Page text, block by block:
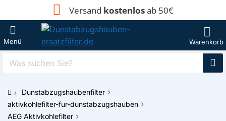
Versand kostenlosab 50€
Was
h
o
Dunstabzugshaubenfilter
aktivkohlefilter-fur-dunstabzugshauben
AEG Aktivkohlefilter